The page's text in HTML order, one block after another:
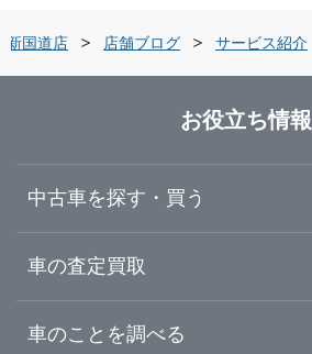
ガリバー秋田御所野店
ガリバー車検 秋田御所野店
ガリバー横手店
山形県
福島県
新国道店 店舗ブログ サービス紹介
お役立ち情報
中古車を探す・買う
中古車情報・中古車検索
車の査定買取
車査定・車買取ならガリバー
車のことを調べる